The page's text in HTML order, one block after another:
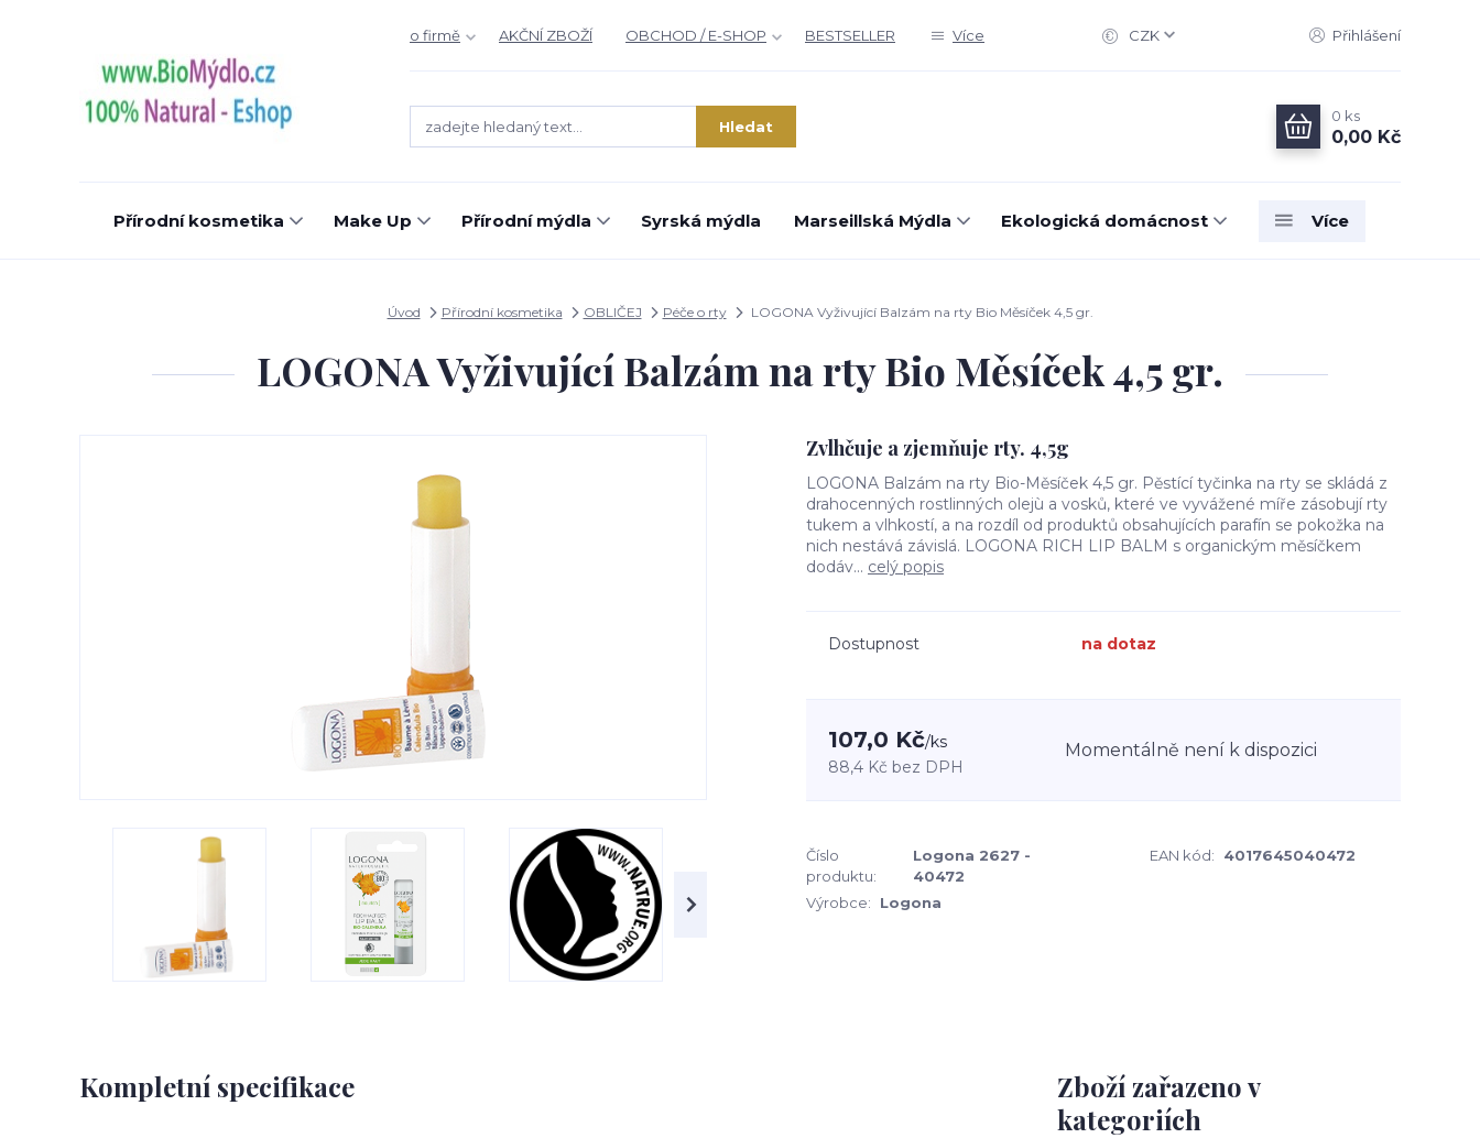
o firmě AKČNÍ ZBOŽÍ OBCHOD / E-SHOP BESTSELLER Více CZK Přihlášení
Hledat
0 ks
0,00 Kč
Přírodní kosmetika Make Up Přírodní mýdla Syrská mýdla Marseillská Mýdla Ekologická domácnost Více
Úvod Přírodní kosmetika OBLIČEJ Péče o rty LOGONA Vyživující Balzám na rty Bio Měsíček 4,5 gr.
LOGONA Vyživující Balzám na rty Bio Měsíček 4,5 gr.
Zvlhčuje a zjemňuje rty. 4,5g
LOGONA Balzám na rty Bio-Měsíček 4,5 gr. Pěstící tyčinka na rty se skládá z
drahocenných rostlinných olejù a vosků, které ve vyvážené míře zásobují rty
tukem a vlhkostí, a na rozdíl od produktů obsahujících parafín se pokožka na
nich nestává závislá. LOGONA RICH LIP BALM s organickým měsíčkem
dodáv... celý popis
Dostupnost na dotaz
107,0 Kč/ks
88,4 Kč bez DPH
Momentálně není k dispozici
Číslo
produktu:
Logona 2627 -
40472
EAN kód: 4017645040472
Výrobce: Logona
Kompletní specifikace
Zboží zařazeno v
kategoriích